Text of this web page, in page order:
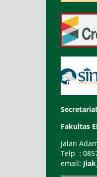
Fakultas
Jalan
Telp :
email: